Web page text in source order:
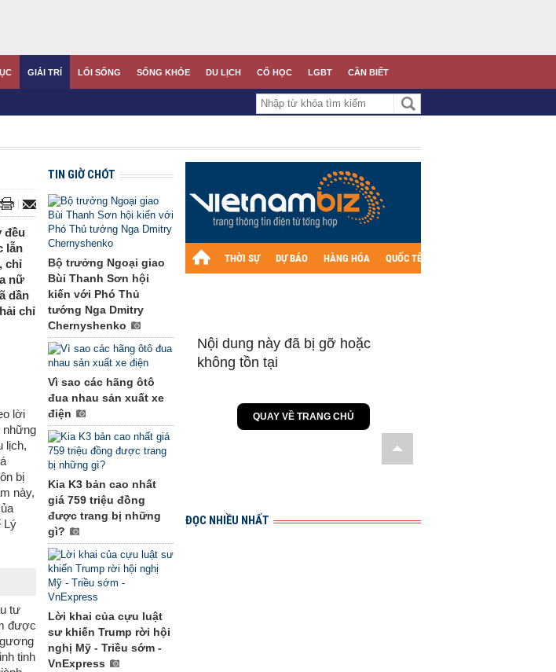
GIẢI TRÍ LỐI SỐNG SỐNG KHỎE DU LỊCH CỔ HỌC LGBT CẦN BIẾT
đều
lẫn
chỉ
nữ
dần
chỉ
lời
những
lịch,
bị
này,
Lý
tư
được
tinh
TIN GIỜ CHÓT
Bộ trưởng Ngoại giao
Bùi Thanh Sơn hội
kiến với Phó Thủ
tướng Nga Dmitry
Chernyshenko
Vì sao các hãng ôtô
đua nhau sản xuất xe
điện
Kia K3 bản cao nhất
giá 759 triệu đồng
được trang bị những
gì?
Lời khai của cựu luật
sư khiến Trump rời hội
nghị Mỹ - Triều sớm -
VnExpress
ĐỌC NHIỀU NHẤT